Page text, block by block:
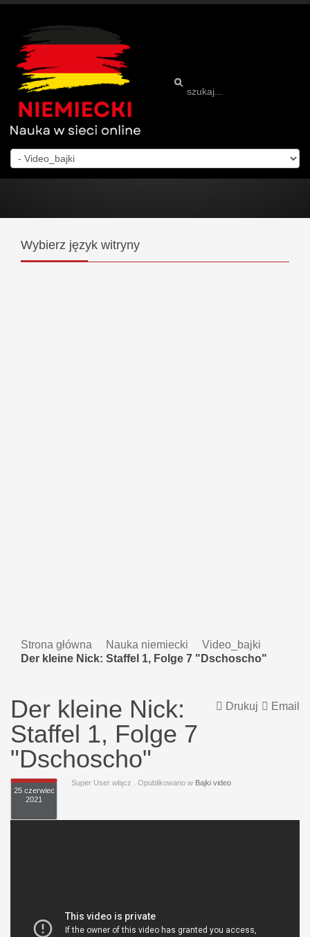
Wybierz język witryny
Strona główna Nauka niemiecki
Video_bajki
Der kleine Nick: Staffel 1, Folge 7 "Dschoscho"
Email
Drukuj
Der kleine Nick:
Staffel 1, Folge 7
"Dschoscho"
Super User włącz
25 czerwiec
2021
. Opublikowano w Bajki video